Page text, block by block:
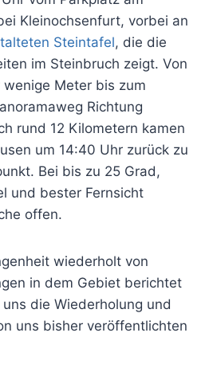
Kleinochsenfurt, vorbei an
Steintafel, die die
im Steinbruch zeigt. Von
Meter bis zum
Richtung
rund 12 Kilometern kamen
um 14:40 Uhr zurück zu
Bei bis zu 25 Grad,
und bester Fernsicht
offen.
wiederholt von
in dem Gebiet berichtet
die Wiederholung und
uns bisher veröffentlichten